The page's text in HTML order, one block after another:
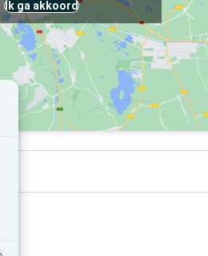
Ik ga akkoord